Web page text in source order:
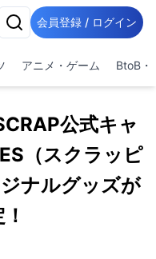
会員登録 / ログイン
アニメ・ゲーム BtoB・
公式キャ
（スクラッピ
ナルグッズが